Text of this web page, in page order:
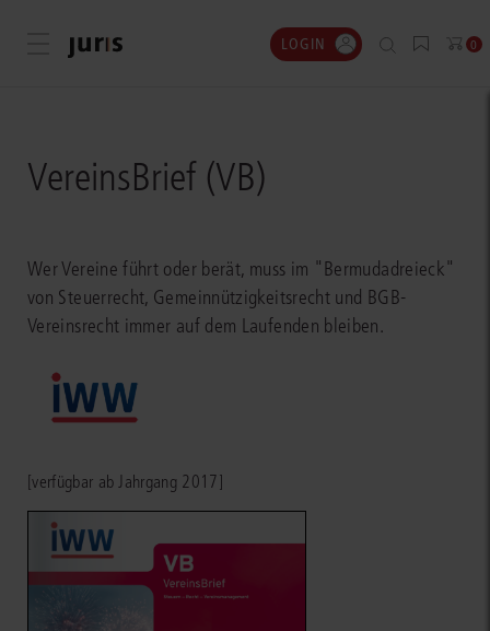
Menü öffnen LOGIN 0
VereinsBrief (VB)
Wer Vereine führt oder berät, muss im "Bermudadreieck"
von Steuerrecht, Gemeinnützigkeitsrecht und BGB-
Vereinsrecht immer auf dem Laufenden bleiben.
[verfügbar ab Jahrgang 2017]